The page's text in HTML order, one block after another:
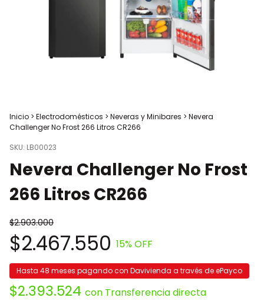
Inicio > Electrodomésticos > Neveras y Minibares > Nevera
Challenger No Frost 266 Litros CR266
SKU: LB00023
Nevera Challenger No Frost
266 Litros CR266
$2.903.000
$2.467.550 15% OFF
Hasta 48 meses pagando con Davivienda a través de ePayco
$2.393.524 con Transferencia directa